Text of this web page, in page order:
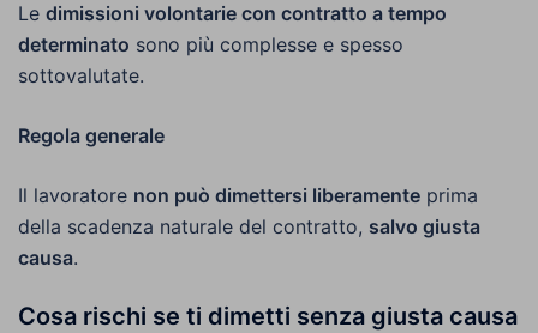
Le dimissioni volontarie con contratto a tempo
determinato sono più complesse e spesso
sottovalutate.
Regola generale
Il lavoratore non può dimettersi liberamente prima
della scadenza naturale del contratto, salvo giusta
causa.
Cosa rischi se ti dimetti senza giusta causa